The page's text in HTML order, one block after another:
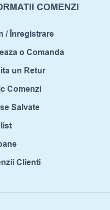
COMENZI
/ Înregistrare
o Comanda
un Retur
Comenzi
Salvate
Clienti